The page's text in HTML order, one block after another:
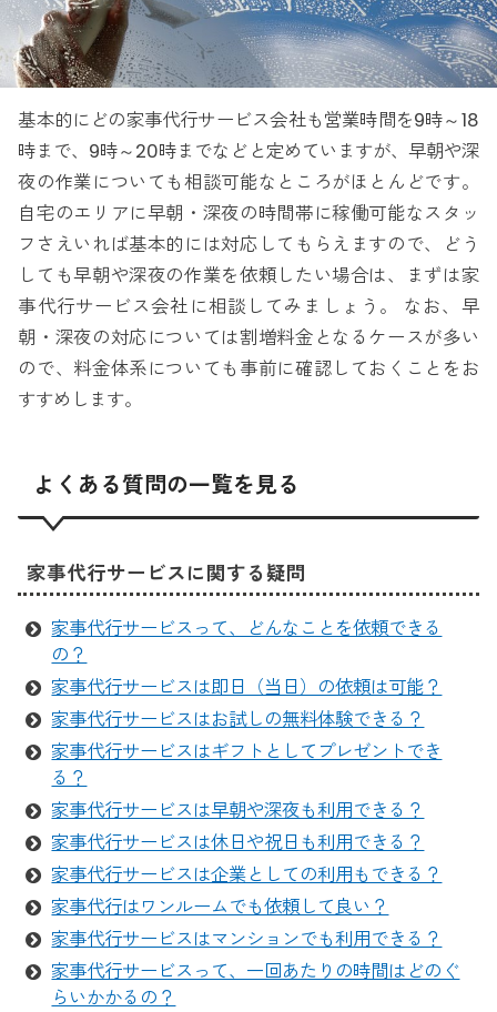
基本的にどの家事代行サービス会社も営業時間を9時～18
時まで、9時～20時までなどと定めていますが、早朝や深
夜の作業についても相談可能なところがほとんどです。
自宅のエリアに早朝・深夜の時間帯に稼働可能なスタッ
フさえいれば基本的には対応してもらえますので、どう
しても早朝や深夜の作業を依頼したい場合は、まずは家
事代行サービス会社に相談してみましょう。 なお、早
朝・深夜の対応については割増料金となるケースが多い
ので、料金体系についても事前に確認しておくことをお
すすめします。
よくある質問の一覧を見る
家事代行サービスに関する疑問
家事代行サービスって、どんなことを依頼できる
の？
家事代行サービスは即日（当日）の依頼は可能？
家事代行サービスはお試しの無料体験できる？
家事代行サービスはギフトとしてプレゼントでき
る？
家事代行サービスは早朝や深夜も利用できる？
家事代行サービスは休日や祝日も利用できる？
家事代行サービスは企業としての利用もできる？
家事代行はワンルームでも依頼して良い？
家事代行サービスはマンションでも利用できる？
家事代行サービスって、一回あたりの時間はどのぐ
らいかかるの？